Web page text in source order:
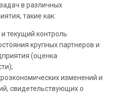
в различных
такие как:
текущий контроль
крупных партнеров и
(оценка
изменений и
свидетельствующих о